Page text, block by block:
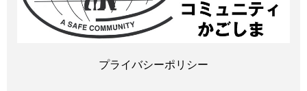
プライバシーポリシー